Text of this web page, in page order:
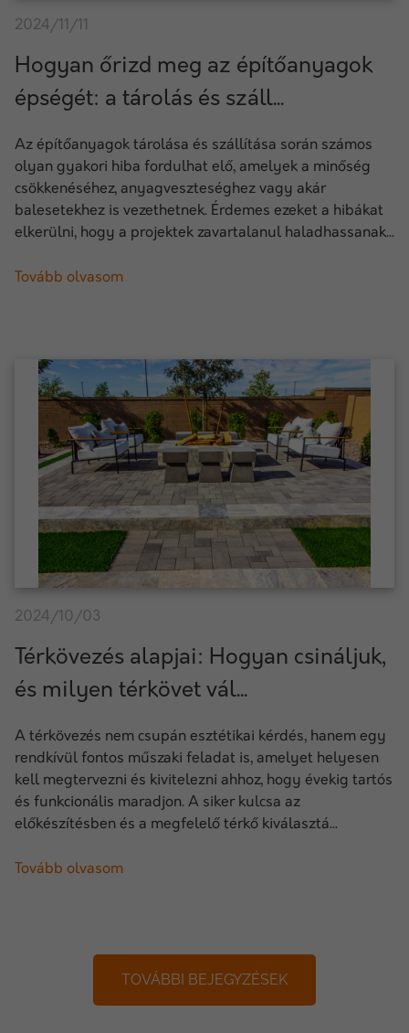
2024/11/11
Hogyan őrizd meg az építőanyagok
épségét: a tárolás és száll...
Az építőanyagok tárolása és szállítása során számos
olyan gyakori hiba fordulhat elő, amelyek a minőség
csökkenéséhez, anyagveszteséghez vagy akár
balesetekhez is vezethetnek. Érdemes ezeket a hibákat
elkerülni, hogy a projektek zavartalanul haladhassanak...
Tovább olvasom
2024/10/03
Térkövezés alapjai: Hogyan csináljuk,
és milyen térkövet vál...
A térkövezés nem csupán esztétikai kérdés, hanem egy
rendkívül fontos műszaki feladat is, amelyet helyesen
kell megtervezni és kivitelezni ahhoz, hogy évekig tartós
és funkcionális maradjon. A siker kulcsa az
előkészítésben és a megfelelő térkő kiválasztá...
Tovább olvasom
TOVÁBBI BEJEGYZÉSEK